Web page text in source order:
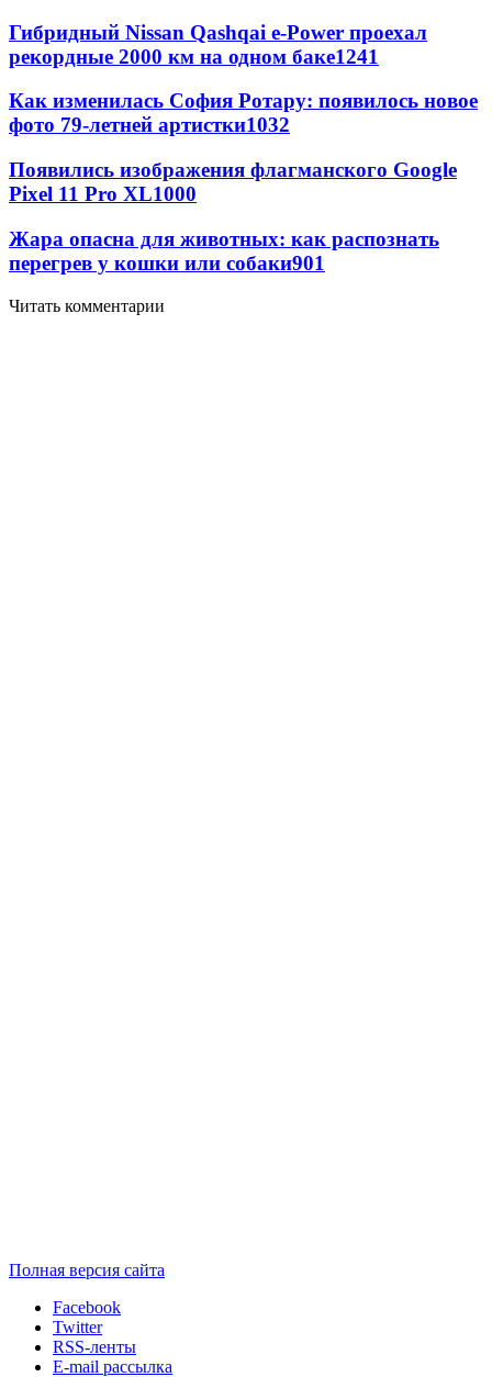
Гибридный Nissan Qashqai e-Power проехал
рекордные 2000 км на одном баке1241
Как изменилась София Ротару: появилось новое
фото 79-летней артистки1032
Появились изображения флагманского Google
Pixel 11 Pro XL1000
Жара опасна для животных: как распознать
перегрев у кошки или собаки901
Читать комментарии
Полная версия сайта
Facebook
Twitter
RSS-ленты
E-mail рассылка